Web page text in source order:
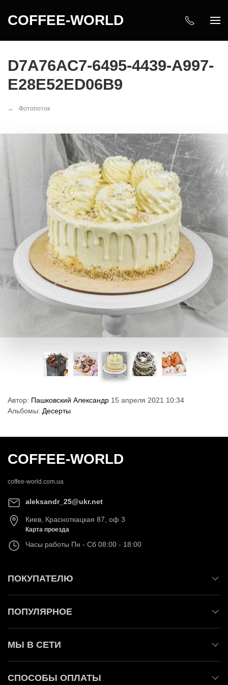
COFFEE-WORLD
D7A76AC7-6495-4439-A997-
E28E52ED06B9
Фотопоток
Автор: Пашковский Александр 15 апреля 2021 10:34
Альбомы: Десерты
COFFEE-WORLD
coffee-world.com.ua
aleksandr_25@ukr.net
Киев, Красноткацкая 87, оф 3
Карта проезда
Часы работы Пн - Сб 08:00 - 18:00
ПОКУПАТЕЛЮ
ПОПУЛЯРНОЕ
МЫ В СЕТИ
СПОСОБЫ ОПЛАТЫ